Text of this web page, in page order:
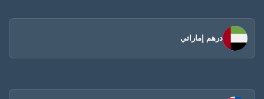
درهم إماراتي